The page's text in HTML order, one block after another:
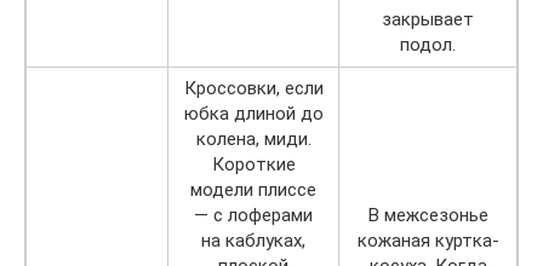
закрывает
подол.
Кроссовки, если
юбка длиной до
колена, миди.
Короткие
модели плиссе
— с лоферами
на каблуках,
В межсезонье
кожаная куртка-